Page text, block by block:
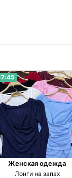
Женская одежда
Лонги на запах